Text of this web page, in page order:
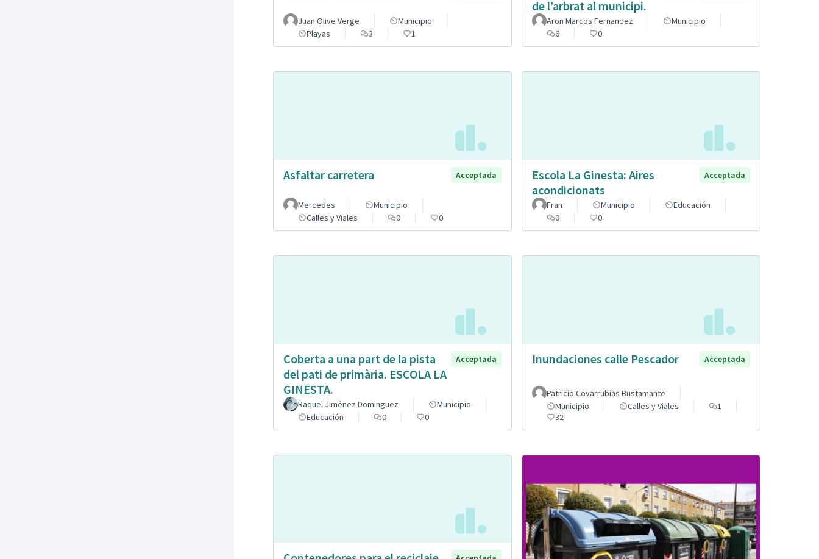
Juan Olive Verge
Municipio
Playas
3 1
de l’arbrat al municipi.
Aron Marcos Fernandez
Municipio
6
0
Asfaltar carretera Acceptada
Mercedes
Municipio
Calles y Viales
0 0
Escola La Ginesta: Aires
acondicionats
Acceptada
Fran Municipio
Educación
0
0
Coberta a una part de la pista
del pati de primària. ESCOLA LA
GINESTA.
Acceptada
Raquel Jiménez Dominguez
Municipio
Educación
0 0
Inundaciones calle Pescador Acceptada
Patricio Covarrubias Bustamante
Municipio
Calles y Viales
1
32